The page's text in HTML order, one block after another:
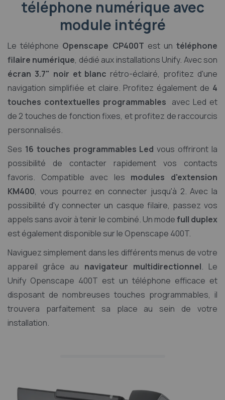
téléphone numérique avec
module intégré
Le téléphone Openscape CP400T est untéléphone
filaire numérique, dédié aux installations Unify. Avec son
écran 3.7" noir et blanc rétro-éclairé, profitez d'une
navigation simplifiée et claire. Profitez également de 4
touches contextuelles programmables avec Led et
de 2 touches de fonction fixes, et profitez de raccourcis
personnalisés.
Ses 16 touches programmables Led vous offriront la
possibilité de contacter rapidement vos contacts
favoris. Compatible avec les modules d'extension
KM400, vous pourrez en connecter jusqu'à 2. Avec la
possibilité d'y connecter un casque filaire, passez vos
appels sans avoir à tenir le combiné. Un modefull duplex
est également disponible sur le Openscape 400T.
Naviguez simplement dans les différents menus de votre
appareil grâce au navigateur multidirectionnel. Le
Unify Openscape 400T est un téléphone efficace et
disposant de nombreuses touches programmables, il
trouvera parfaitement sa place au sein de votre
installation.